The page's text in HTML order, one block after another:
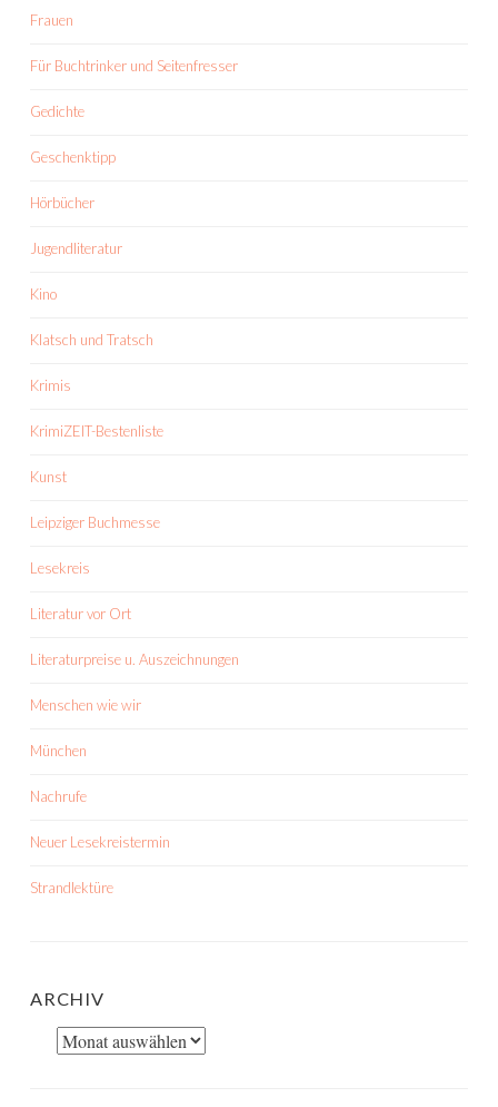
Frauen
Für Buchtrinker und Seitenfresser
Gedichte
Geschenktipp
Hörbücher
Jugendliteratur
Kino
Klatsch und Tratsch
Krimis
KrimiZEIT-Bestenliste
Kunst
Leipziger Buchmesse
Lesekreis
Literatur vor Ort
Literaturpreise u. Auszeichnungen
Menschen wie wir
München
Nachrufe
Neuer Lesekreistermin
Strandlektüre
ARCHIV
Archiv